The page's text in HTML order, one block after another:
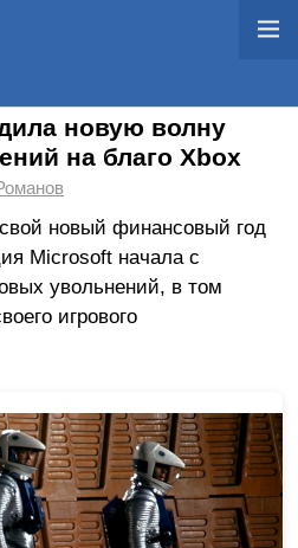
новую волну
на благо Xbox
новый финансовый год
Microsoft начала с
увольнений, в том
игрового